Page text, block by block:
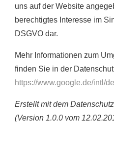
uns auf der Website
berechtigtes Interesse im
DSGVO dar.
Mehr Informationen zum
finden Sie in der
https://www.google.de/intl/
Erstellt mit dem
(Version 1.0.0 vom